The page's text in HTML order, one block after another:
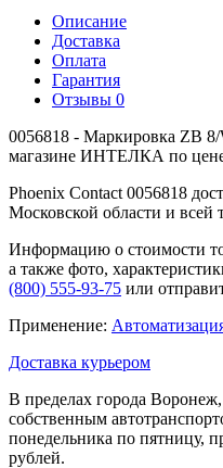
Описание
Доставка
Оплата
Гарантия
Отзывы 0
0056818 - Маркировка ZB
магазине ИНТЕЛКА по цене
Phoenix Contact 0056818
Московской области и всей
Информацию о стоимости
а также фото,
(800) 555-93-75 или
Применение:
Доставка курьером
В пределах города Воронеж,
собственным
понедельника по пятницу,
рублей.